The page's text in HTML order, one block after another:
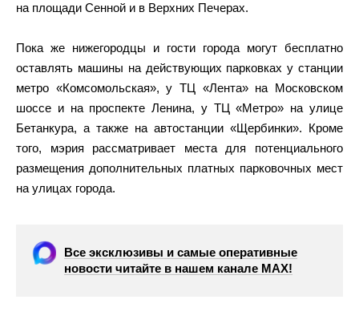
на площади Сенной и в Верхних Печерах.
Пока же нижегородцы и гости города могут бесплатно
оставлять машины на действующих парковках у станции
метро «Комсомольская», у ТЦ «Лента» на Московском
шоссе и на проспекте Ленина, у ТЦ «Метро» на улице
Бетанкура, а также на автостанции «Щербинки». Кроме
того, мэрия рассматривает места для потенциального
размещения дополнительных платных парковочных мест
на улицах города.
Все эксклюзивы и самые оперативные
новости читайте в нашем канале МАХ!